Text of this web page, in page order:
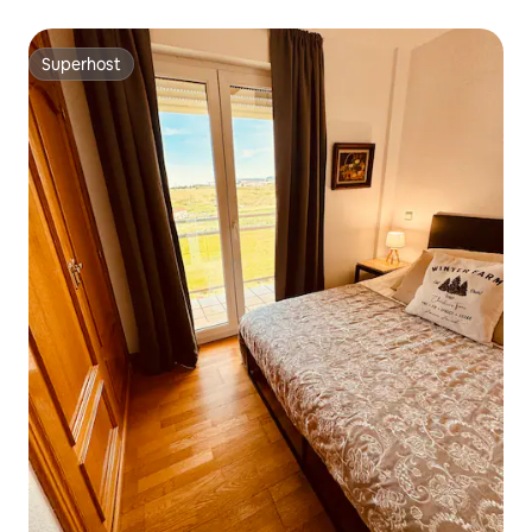
Superhost
Superhost